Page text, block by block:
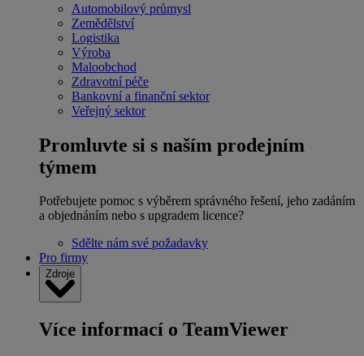
Automobilový průmysl
Zemědělství
Logistika
Výroba
Maloobchod
Zdravotní péče
Bankovní a finanční sektor
Veřejný sektor
Promluvte si s naším prodejním
týmem
Potřebujete pomoc s výběrem správného řešení, jeho zadáním
a objednáním nebo s upgradem licence?
Sdělte nám své požadavky
Pro firmy
Zdroje
Více informací o TeamViewer